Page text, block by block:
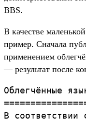
BBS.
В качестве
пример. Сначала
применением
— результат после
Облегчённые
В